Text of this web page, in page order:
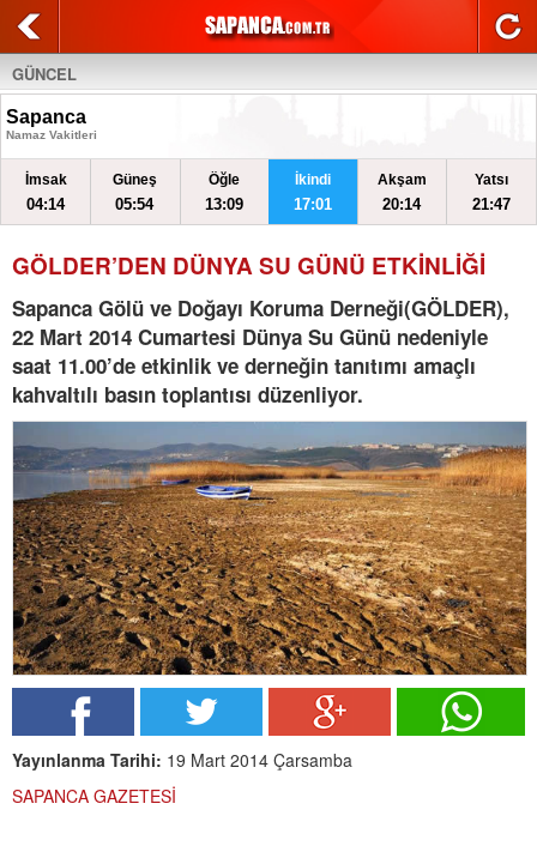
GÜNCEL
Sapanca
Namaz Vakitleri
İmsak
04:14
Güneş
05:54
Öğle
13:09
İkindi
17:01
Akşam
20:14
Yatsı
21:47
GÖLDER’DEN DÜNYA SU GÜNÜ ETKİNLİĞİ
Sapanca Gölü ve Doğayı Koruma Derneği(GÖLDER),
22 Mart 2014 Cumartesi Dünya Su Günü nedeniyle
saat 11.00’de etkinlik ve derneğin tanıtımı amaçlı
kahvaltılı basın toplantısı düzenliyor.
Yayınlanma Tarihi: 19 Mart 2014 Çarsamba
SAPANCA GAZETESİ